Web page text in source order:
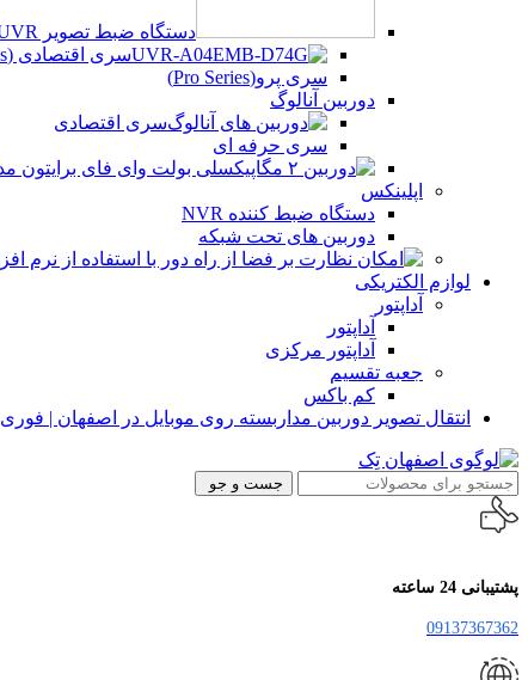
دستگاه ضبط تصویر UVR
سری اقتصادی (Beco Series)
سری پرو(Pro Series)
دوربین آنالوگ
سری اقتصادی
سری حرفه ای
اپلینکس
دستگاه ضبط کننده NVR
دوربین های تحت شبکه
لوازم الکتریکی
آداپتور
آداپتور
آداپتور مرکزی
جعبه تقسیم
کم باکس
انتقال تصویر دوربین مداربسته روی موبایل در اصفهان | فوری
جست و جو
پشتیبانی 24 ساعته
09137367362